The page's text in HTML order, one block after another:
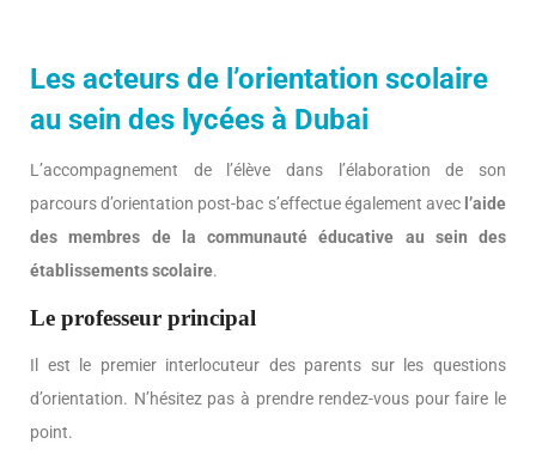
Les acteurs de l’orientation scolaire
au sein des lycées à Dubai
L’accompagnement de l’élève dans l’élaboration de son
parcours d’orientation post-bac s’effectue également avec l’aide
des membres de la communauté éducative au sein des
établissements scolaire.
Le professeur principal
Il est le premier interlocuteur des parents sur les questions
d’orientation. N’hésitez pas à prendre rendez-vous pour faire le
point.